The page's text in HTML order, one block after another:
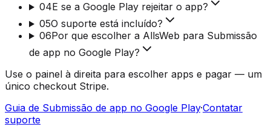
04E se a Google Play rejeitar o app?
05O suporte está incluído?
06Por que escolher a AllsWeb para Submissão
de app no Google Play?
Use o painel à direita para escolher apps e pagar — um
único checkout Stripe.
Guia de Submissão de app no Google Play·Contatar
suporte